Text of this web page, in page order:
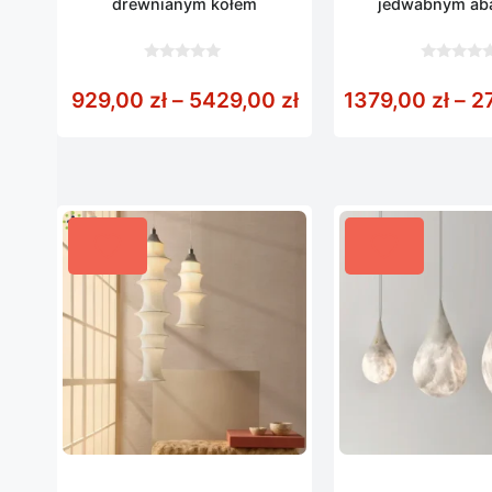
5
929,00 zł – 5429,00 złZakres cen: od
5
1379,00 zł –